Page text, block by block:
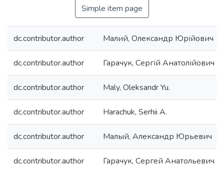
Simple item page
dc.contributor.author Малий, Олександр Юрійович
dc.contributor.author Гарачук, Сергій Анатолійович
dc.contributor.author Maly, Oleksandr Yu.
dc.contributor.author Harachuk, Serhii A.
dc.contributor.author Малый, Александр Юрьевич
dc.contributor.author Гарачук, Сергей Анатольевич